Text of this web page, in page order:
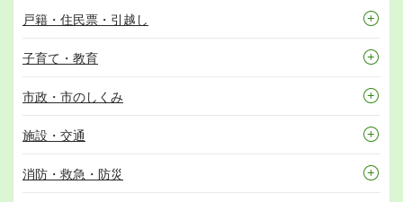
戸籍・住民票・引越し
子育て・教育
市政・市のしくみ
施設・交通
消防・救急・防災